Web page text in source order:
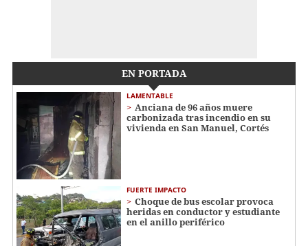
EN PORTADA
LAMENTABLE
Anciana de 96 años muere
carbonizada tras incendio en su
vivienda en San Manuel, Cortés
FUERTE IMPACTO
Choque de bus escolar provoca
heridas en conductor y estudiante
en el anillo periférico